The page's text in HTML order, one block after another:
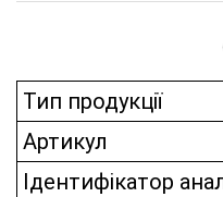
Тип продукції
Артикул
Ідентифікатор